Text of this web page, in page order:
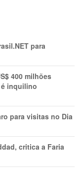
para
400 milhões
inquilino
para visitas no Dia
critica a Faria